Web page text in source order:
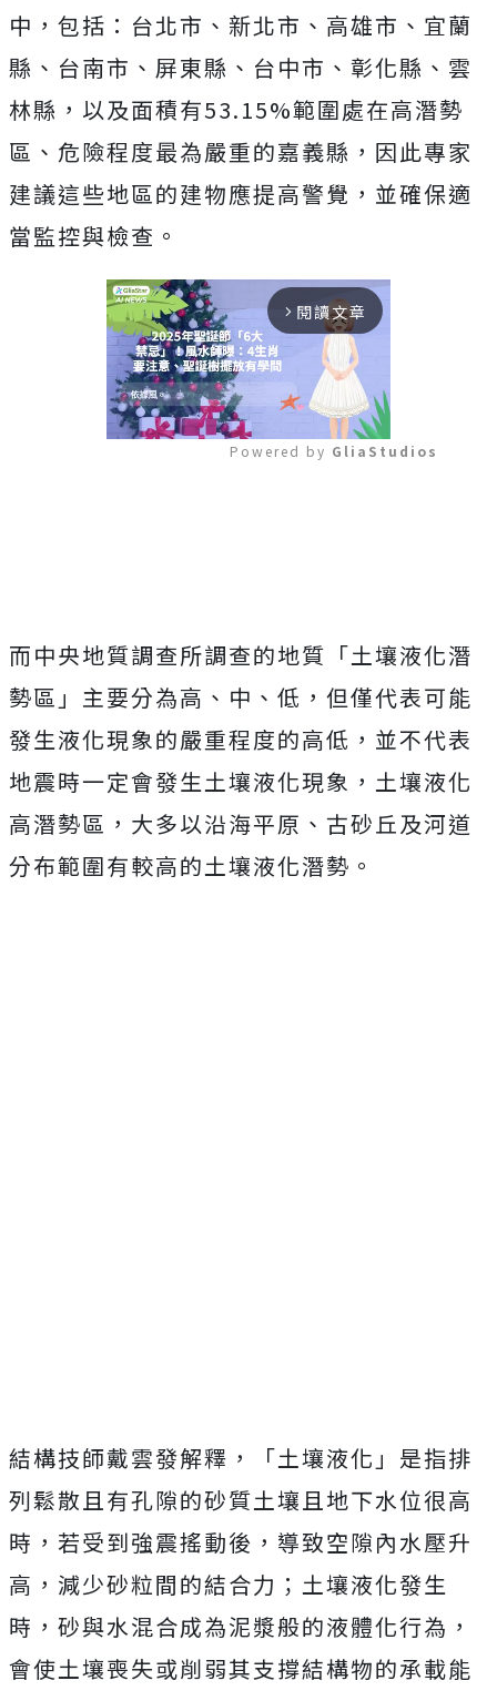
中， 包括：台北市、新北市、高雄市、宜蘭
縣、台南市、屏東縣、台中市、彰化縣、雲
林縣，以及面積有53.15%範圍處在高潛勢
區、危險程度最為嚴重的嘉義縣，因此專家
建議這些地區的建物應提高警覺，並確保適
當監控與檢查。
arrow_forward_ios 閱讀文章
Powered by GliaStudios
而中央地質調查所調查的地質「土壤液化潛
勢區」主要分為高、中、低，但僅代表可能
發生液化現象的嚴重程度的高低，並不代表
地震時一定會發生土壤液化現象，土壤液化
高潛勢區，大多以沿海平原、古砂丘及河道
分布範圍有較高的土壤液化潛勢。
結構技師戴雲發解釋，「土壤液化」是指排
列鬆散且有孔隙的砂質土壤且地下水位很高
時，若受到強震搖動後，導致空隙內水壓升
高，減少砂粒間的結合力；土壤液化發生
時，砂與水混合成為泥漿般的液體化行為，
會使土壤喪失或削弱其支撐結構物的承載能